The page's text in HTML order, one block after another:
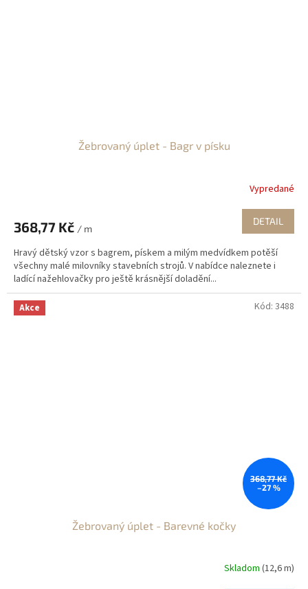
Žebrovaný úplet - Bagr v písku
Vypredané
368,77 Kč / m
DETAIL
Hravý dětský vzor s bagrem, pískem a milým medvídkem potěší
všechny malé milovníky stavebních strojů. V nabídce naleznete i
ladící nažehlovačky pro ještě krásnější doladění...
Akce
368,77 Kč
–27 %
Žebrovaný úplet - Barevné kočky
Skladom (12,6 m)
Kód: 3488